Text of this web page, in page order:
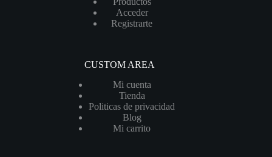
Acceder
Registrarte
CUSTOM AREA
Mi cuenta
Tienda
Politicas de privacidad
Blog
Mi carrito